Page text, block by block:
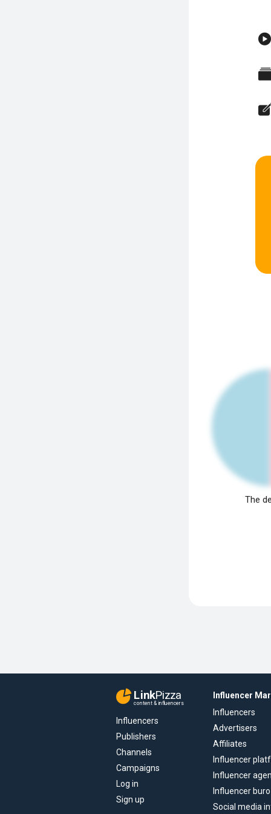
The
LinkPizza
content & influencers
Influencers
Publishers
Channels
Campaigns
Log in
Sign up
Influencer
Influencers
Advertisers
Affiliates
Influencer
Influencer
Influencer buro
Social media